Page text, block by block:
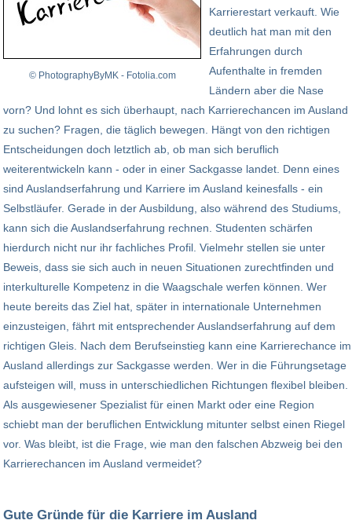
© PhotographyByMK - Fotolia.com
Karrierestart verkauft. Wie
deutlich hat man mit den
Erfahrungen durch
Aufenthalte in fremden
Ländern aber die Nase
vorn? Und lohnt es sich überhaupt, nach Karrierechancen im Ausland
zu suchen? Fragen, die täglich bewegen. Hängt von den richtigen
Entscheidungen doch letztlich ab, ob man sich beruflich
weiterentwickeln kann - oder in einer Sackgasse landet. Denn eines
sind Auslandserfahrung und Karriere im Ausland keinesfalls - ein
Selbstläufer. Gerade in der Ausbildung, also während des Studiums,
kann sich die Auslandserfahrung rechnen. Studenten schärfen
hierdurch nicht nur ihr fachliches Profil. Vielmehr stellen sie unter
Beweis, dass sie sich auch in neuen Situationen zurechtfinden und
interkulturelle Kompetenz in die Waagschale werfen können. Wer
heute bereits das Ziel hat, später in internationale Unternehmen
einzusteigen, fährt mit entsprechender Auslandserfahrung auf dem
richtigen Gleis. Nach dem Berufseinstieg kann eine Karrierechance im
Ausland allerdings zur Sackgasse werden. Wer in die Führungsetage
aufsteigen will, muss in unterschiedlichen Richtungen flexibel bleiben.
Als ausgewiesener Spezialist für einen Markt oder eine Region
schiebt man der beruflichen Entwicklung mitunter selbst einen Riegel
vor. Was bleibt, ist die Frage, wie man den falschen Abzweig bei den
Karrierechancen im Ausland vermeidet?
Gute Gründe für die Karriere im Ausland